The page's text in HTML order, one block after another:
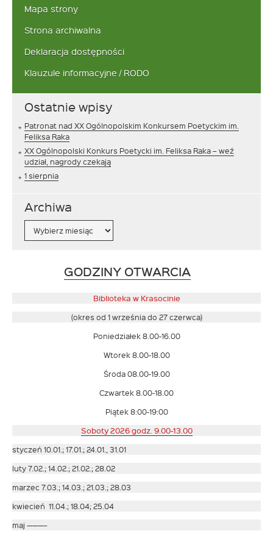
Mapa strony
Strona archiwalna
Deklaracja dostępności
Klauzule informacyjne / RODO
Ostatnie wpisy
Patronat nad XX Ogólnopolskim Konkursem Poetyckim im.
Feliksa Raka
XX Ogólnopolski Konkurs Poetycki im. Feliksa Raka – weź
udział, nagrody czekają
1 sierpnia
Archiwa
GODZINY OTWARCIA
otwiera
w
nowym
Biblioteka w Krasocinie
(okres od 1 września do 27 czerwca)
Poniedziałek 8.00-16.00
Wtorek 8.00-18.00
Środa 08.00-19.00
Czwartek 8.00-18.00
Piątek 8:00-19:00
Soboty 2026 godz. 9.00-13.00
styczeń 10.01.; 17.01.; 24.01., 31.01
luty 7.02.; 14.02.; 21.02.; 28.02
marzec 7.03.; 14.03.; 21.03.; 28.03
kwiecień 11.04.; 18.04; 25.04
maj ———–